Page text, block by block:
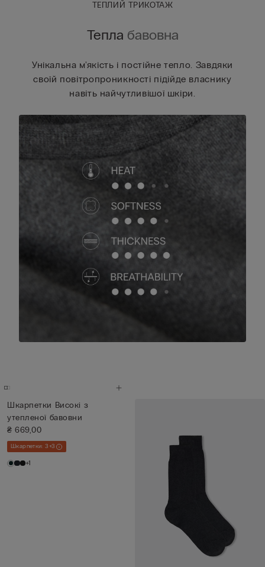
ТЕПЛИЙ ТРИКОТАЖ
Тепла бавовна
Унікальна м'якість і постійне тепло. Завдяки
своїй повітропроникності підійде власнику
навіть найчутливішої шкіри.
Шкарпетки Високі з
утепленої бавовни
₴ 669,00
Шкарпетки: 3+3
+1